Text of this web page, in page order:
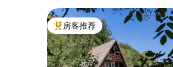
热门「房客推荐」
房客推荐